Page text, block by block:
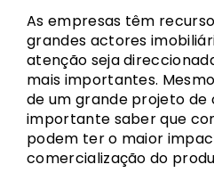
As empresas têm
grandes actores
atenção seja
mais importantes.
de um grande projeto de
importante saber que
podem ter o maior
comercialização do